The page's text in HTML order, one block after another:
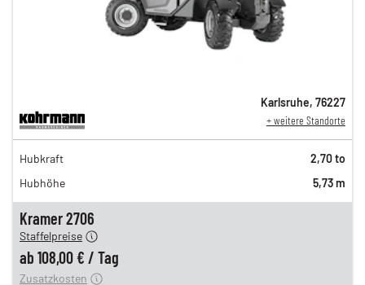
Kramer 2706
188,00 €
153,00 €
130,00 €
Staffelpreise
ab 108,00 € / Tag
12,00 €
Zusatzkosten
Karlsruhe, 76227
+ weitere Standorte
Hubkraft
2,70 to
Hubhöhe
5,73 m